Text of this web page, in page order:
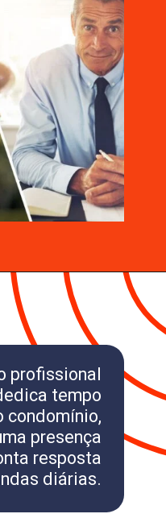
profissional
tempo
condomínio,
presença
resposta
diárias.